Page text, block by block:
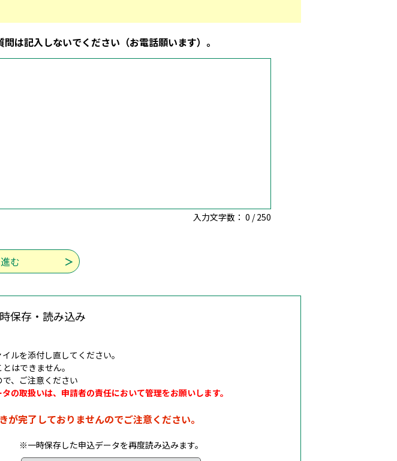
は記入しないでください（お電話願います）。
入力文字数： 0 /250
保存・読み込み
ルを添付し直してください。
はできません。
、ご注意ください
の取扱いは、申請者の責任において管理をお願いします。
が完了しておりませんのでご注意ください。
※一時保存した申込データを再度読み込みます。